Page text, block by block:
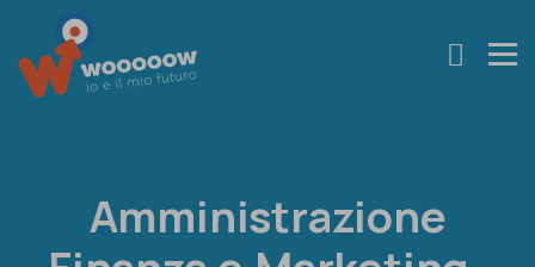
Amministrazione